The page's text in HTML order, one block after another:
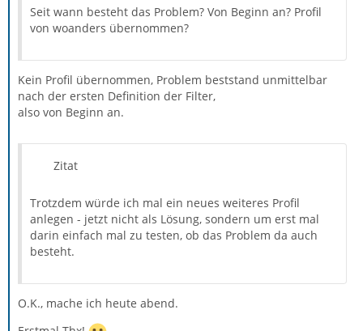
Seit wann besteht das Problem? Von Beginn an? Profil
von woanders übernommen?
Kein Profil übernommen, Problem beststand unmittelbar
nach der ersten Definition der Filter,
also von Beginn an.
Zitat
Trotzdem würde ich mal ein neues weiteres Profil
anlegen - jetzt nicht als Lösung, sondern um erst mal
darin einfach mal zu testen, ob das Problem da auch
besteht.
O.K., mache ich heute abend.